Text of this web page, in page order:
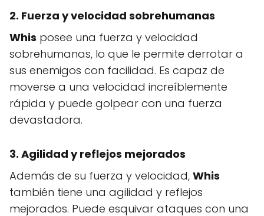
2. Fuerza y velocidad sobrehumanas
Whis posee una fuerza y velocidad
sobrehumanas, lo que le permite derrotar a
sus enemigos con facilidad. Es capaz de
moverse a una velocidad increíblemente
rápida y puede golpear con una fuerza
devastadora.
3. Agilidad y reflejos mejorados
Además de su fuerza y velocidad, Whis
también tiene una agilidad y reflejos
mejorados. Puede esquivar ataques con una